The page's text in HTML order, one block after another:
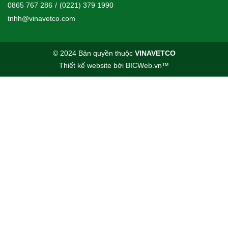
0865 767 286 / (0221) 379 1990
tnhh@vinavetco.com
© 2024 Bản quyền thuộc VINAVETCO
Thiết kế website bởi BICWeb.vn™